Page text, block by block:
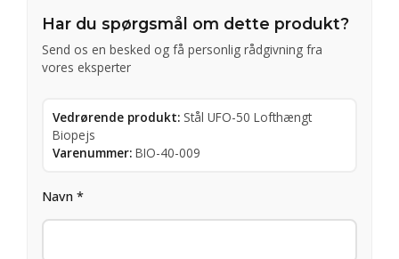
Har du spørgsmål om dette produkt?
Send os en besked og få personlig rådgivning fra
vores eksperter
Vedrørende produkt: Stål UFO-50 Lofthængt
Biopejs
Varenummer: BIO-40-009
Navn *